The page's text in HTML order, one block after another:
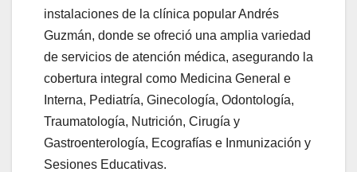
instalaciones de la clínica popular Andrés
Guzmán, donde se ofreció una amplia variedad
de servicios de atención médica, asegurando la
cobertura integral como Medicina General e
Interna, Pediatría, Ginecología, Odontología,
Traumatología, Nutrición, Cirugía y
Gastroenterología, Ecografías e Inmunización y
Sesiones Educativas.